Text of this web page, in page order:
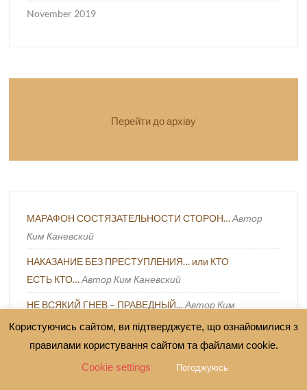
November 2019
Перейти до архіву
МАРАФОН СОСТЯЗАТЕЛЬНОСТИ СТОРОН… Автор
Ким Каневский
НАКАЗАНИЕ БЕЗ ПРЕСТУПЛЕНИЯ… или КТО
ЕСТЬ КТО… Автор Ким Каневский
НЕ ВСЯКИЙ ГНЕВ – ПРАВЕДНЫЙ… Автор Ким
Каневский
Парадокс военной демократии: от мобилизации
низового сопротивления к его криминализации
Користуючись сайтом, ви підтверджуєте, що ознайомилися з
правилами користування сайтом та файлами cookie.
Cookie settings
Погоджуюсь